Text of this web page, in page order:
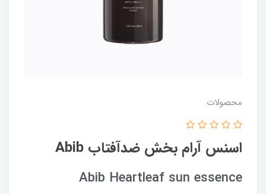
محصولات
اسنس آرام بخش ضدآفتاب Abib
Abib Heartleaf sun essence